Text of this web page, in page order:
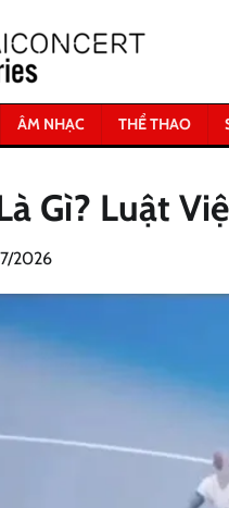
ÂM NHẠC THỂ THAO
Gì? Luật
2026